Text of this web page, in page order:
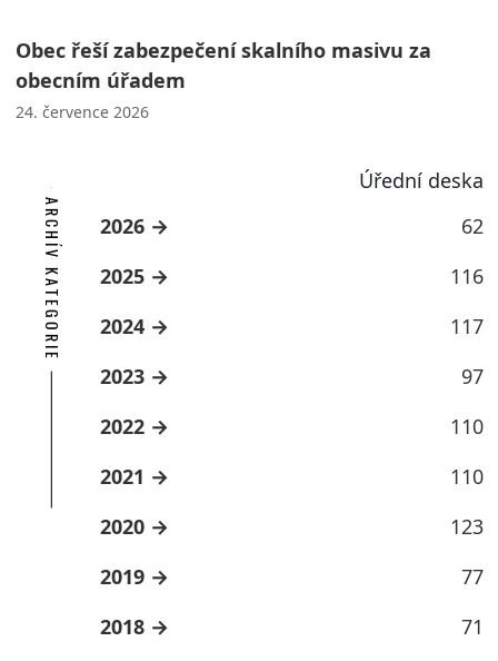
Obec řeší zabezpečení skalního masivu za
obecním úřadem
24. července 2026
Úřední deska
ARCHÍV KATEGORIE 2026
62
2025
116
2024
117
2023
97
2022
110
2021
110
2020
123
2019
77
2018
71